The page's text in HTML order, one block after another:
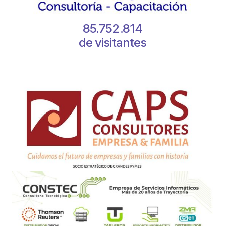
85.752.814
de visitantes